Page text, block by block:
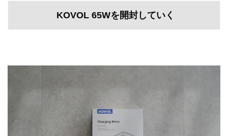
KOVOL 65Wを開封していく